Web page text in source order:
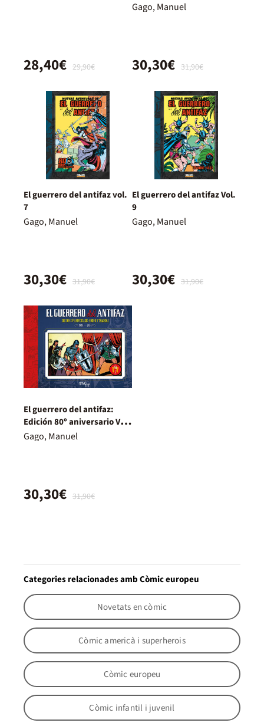
29,90€
28,40€
Gago, Manuel
31,90€
30,30€
El guerrero del antifaz vol.
7
Gago, Manuel
31,90€
30,30€
El guerrero del antifaz Vol.
9
Gago, Manuel
31,90€
30,30€
El guerrero del antifaz:
Edición 80º aniversario Vol.
02
Gago, Manuel
31,90€
30,30€
Categories relacionades amb Còmic europeu
Novetats en còmic
Còmic americà i superherois
Còmic europeu
Còmic infantil i juvenil